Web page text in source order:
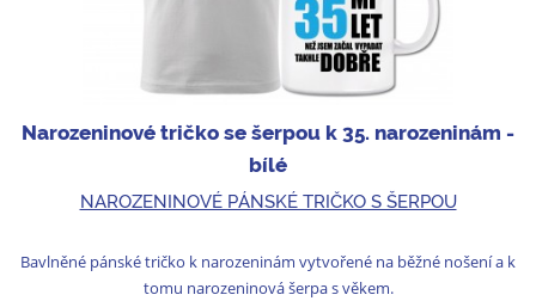
Narozeninové tričko se šerpou k 35. narozeninám -
bílé
NAROZENINOVÉ PÁNSKÉ TRIČKO S ŠERPOU
Bavlněné pánské tričko k narozeninám vytvořené na běžné nošení a k
tomu narozeninová šerpa s věkem.